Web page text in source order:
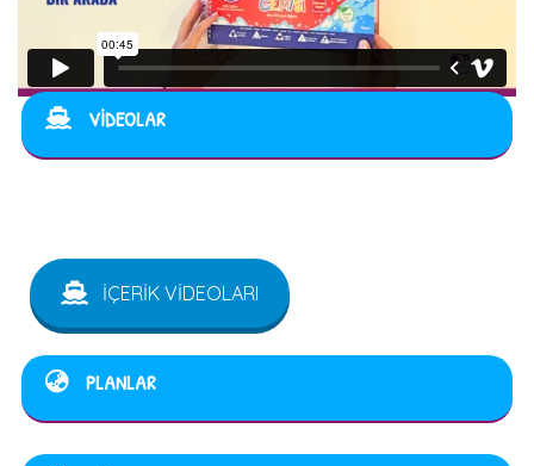
VİDEOLAR
İÇERİK VİDEOLARI
PLANLAR